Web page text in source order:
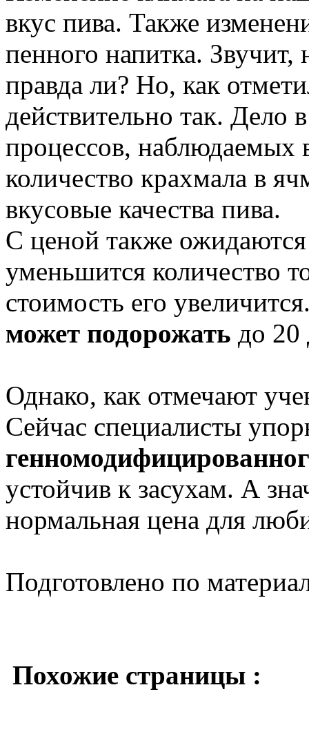
вкус пива. Также
пенного напитка. Звучит,
правда ли? Но, как
действительно так. Дело
процессов, наблюдаемых
количество крахмала в
вкусовые качества пива.
С ценой также
уменьшится количество
стоимость его
может подорожать до 20
Однако, как отмечают
Сейчас специалисты
устойчив к засухам. А
нормальная цена для
Подготовлено по
Похожие страницы :